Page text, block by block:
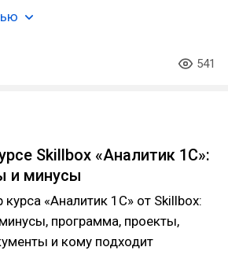
541
Skillbox «Аналитик 1С»:
и минусы
«Аналитик 1С» от Skillbox:
программа, проекты,
и кому подходит